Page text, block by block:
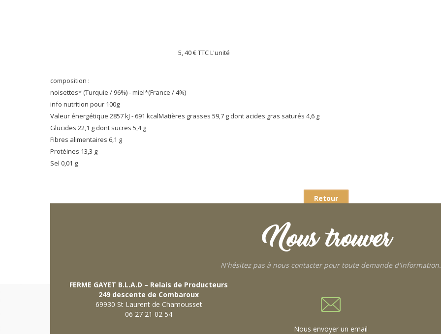
5, 40 €TTC L'unité
composition :
noisettes* (Turquie / 96%) - miel*(France / 4%)
info nutrition pour 100g
Valeur énergétique 2857 kJ - 691 kcalMatières grasses 59,7 g dont acides gras saturés 4,6 g
Glucides 22,1 g dont sucres 5,4 g
Fibres alimentaires 6,1 g
Protéines 13,3 g
Sel 0,01 g
Retour
Nous trouver
N'hésitez pas à nous contacter pour toute demande d'information.
FERME GAYET B.L.A.D – Relais de Producteurs
249 descente de Combaroux
69930 St Laurent de Chamousset
06 27 21 02 54
Nous envoyer un email